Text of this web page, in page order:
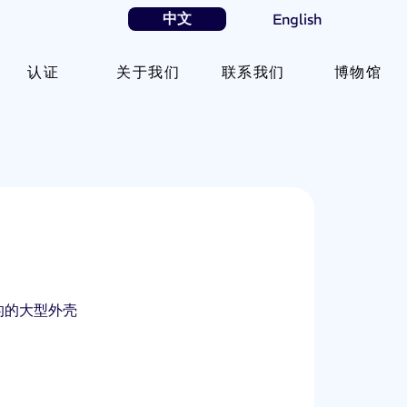
中文 English
认证 关于我们 联系我们 博物馆
大型外壳